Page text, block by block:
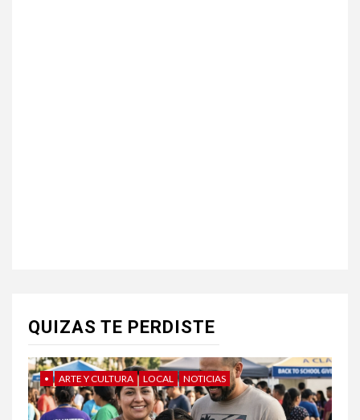
QUIZAS TE PERDISTE
• ARTE Y CULTURA LOCAL NOTICIAS